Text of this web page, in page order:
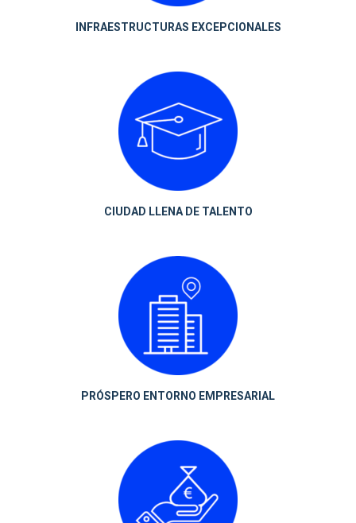
INFRAESTRUCTURAS EXCEPCIONALES
CIUDAD LLENA DE TALENTO
PRÓSPERO ENTORNO EMPRESARIAL